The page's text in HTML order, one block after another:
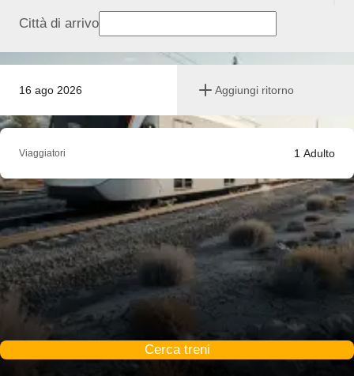
16 ago 2026 Aggiungi ritorno
Città di arrivo
Viaggiatori 1 Adulto
Cerca treni